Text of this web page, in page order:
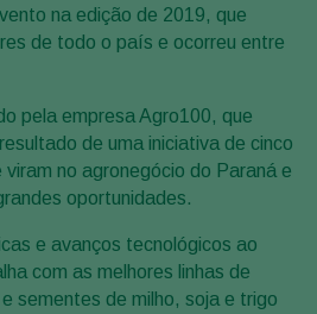
na edição de 2019, que
de todo o país e ocorreu entre
pela empresa Agro100, que
de uma iniciativa de cinco
no agronegócio do Paraná e
oportunidades.
e avanços tecnológicos ao
com as melhores linhas de
sementes de milho, soja e trigo